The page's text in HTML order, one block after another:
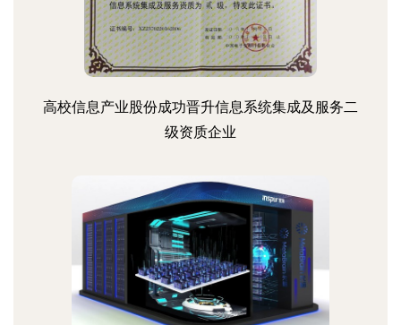
高校信息产业股份成功晋升信息系统集成及服务二
级资质企业